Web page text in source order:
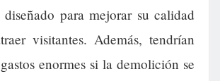
para mejorar su calidad
visitantes. Además, tendrían
enormes si la demolición se